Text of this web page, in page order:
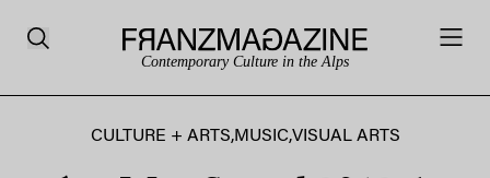
Contemporary Culture in the Alps
CULTURE + ARTS,MUSIC,VISUAL ARTS